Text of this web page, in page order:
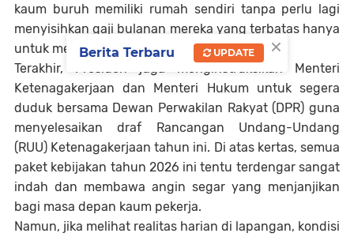
kaum buruh memiliki rumah sendiri tanpa perlu lagi
menyisihkan gaji bulanan mereka yang terbatas hanya
untuk menyewa kontrakan.
Terakhir, Presiden juga menginstruksikan Menteri
Ketenagakerjaan dan Menteri Hukum untuk segera
duduk bersama Dewan Perwakilan Rakyat (DPR) guna
menyelesaikan draf Rancangan Undang-Undang
(RUU) Ketenagakerjaan tahun ini. Di atas kertas, semua
paket kebijakan tahun 2026 ini tentu terdengar sangat
indah dan membawa angin segar yang menjanjikan
bagi masa depan kaum pekerja.
Namun, jika melihat realitas harian di lapangan, kondisi
×
Berita Terbaru UPDATE